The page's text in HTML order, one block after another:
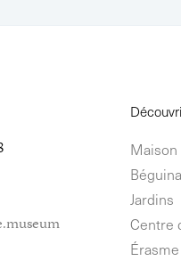
Maison
Jardins
Centre
Érasme